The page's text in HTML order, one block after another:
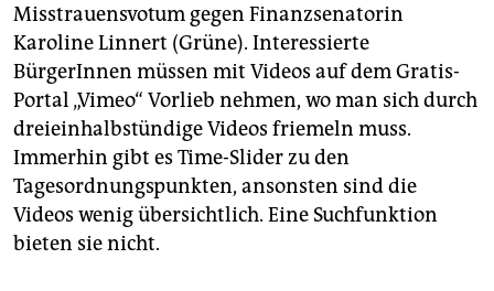
Misstrauensvotum gegen Finanzsenatorin
Karoline Linnert (Grüne). Interessierte
BürgerInnen müssen mit Videos auf dem Gratis-
Portal „Vimeo“ Vorlieb nehmen, wo man sich durch
dreieinhalbstündige Videos friemeln muss.
Immerhin gibt es Time-Slider zu den
Tagesordnungspunkten, ansonsten sind die
Videos wenig übersichtlich. Eine Suchfunktion
bieten sie nicht.